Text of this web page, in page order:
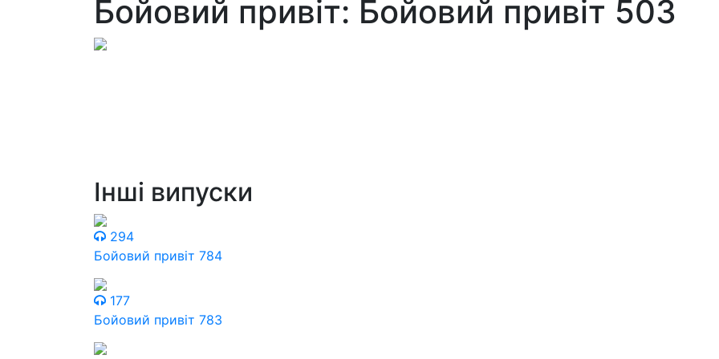
Бойовий привіт: Бойовий привіт 503
Інші випуски
294
Бойовий привіт 784
177
Бойовий привіт 783